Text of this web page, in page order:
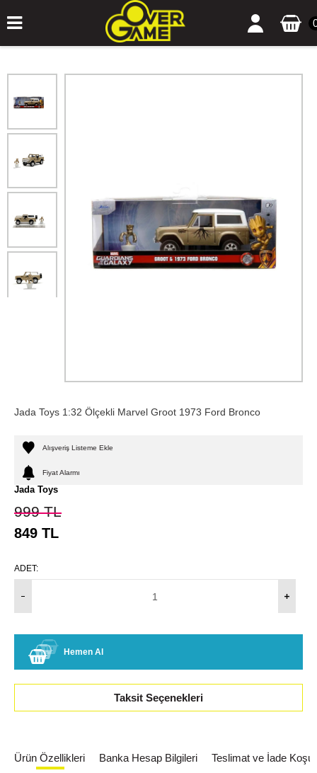
Jada Toys 1:32 Ölçekli Marvel Groot 1973 Ford Bronco
Alışveriş Listeme Ekle
Fiyat Alarmı
Jada Toys
999TL
849 TL
ADET:
Hemen Al
Taksit Seçenekleri
Ürün Özellikleri Banka Hesap Bilgileri Teslimat ve İade